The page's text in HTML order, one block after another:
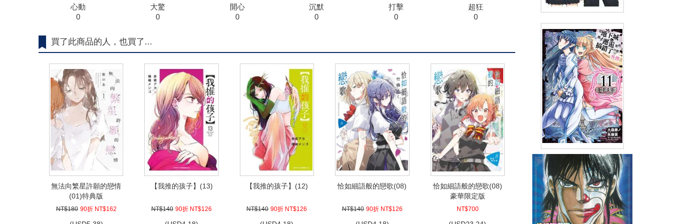
心動
0
大驚
0
開心
0
沉默
0
打擊
0
超狂
0
買了此商品的人，也買了...
無法向繁星許願的戀情
(01)特典版
NT$180 90折 NT$162
【我推的孩子】(13)
NT$140 90折 NT$126
【我推的孩子】(12)
NT$140 90折 NT$126
恰如細語般的戀歌(08)
NT$140 90折 NT$126
恰如細語般的戀歌(08)
豪華限定版
NT$700
NT$140 90折 NT$126 (USD4.18)
在地下城尋求邂逅是否搞錯了什
麼 外傳 劍姬神聖譚(11)
NT$140 90折 NT$126 (USD4.18)